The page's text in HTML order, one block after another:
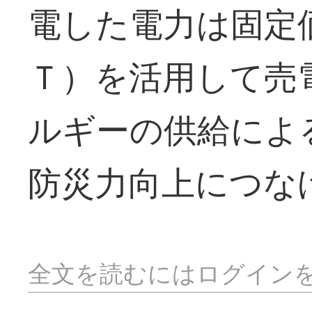
電した電力は固
Ｔ）を活用して
ルギーの供給に
防災力向上につな
全文を読むにはログイン